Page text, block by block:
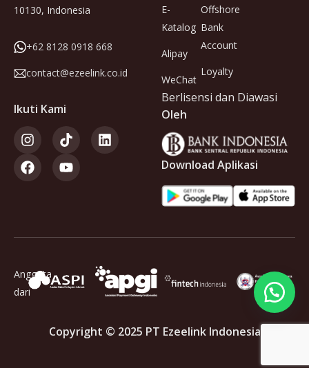
10130, Indonesia
+62 8128 0918 668
contact@ezeelink.co.id
Ikuti Kami
E-
Katalog
Alipay
WeChat
Offshore
Bank
Account
Loyalty
Berlisensi dan Diawasi
Oleh
Download Aplikasi
Anggota
dari
Copyright © 2025 PT Ezeelink Indonesia